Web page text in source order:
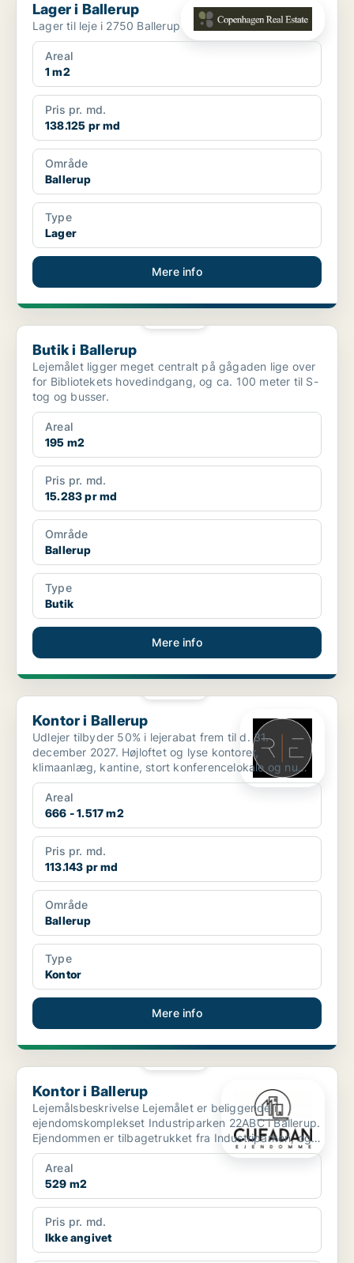
Lager i Ballerup
Lager til leje i 2750 Ballerup
Areal
1 m2
Pris pr. md.
138.125 pr md
Område
Ballerup
Type
Lager
Mere info
Butik i Ballerup
Butik i Ballerup
Lejemålet ligger meget centralt på gågaden lige over
for Bibliotekets hovedindgang, og ca. 100 meter til S-
tog og busser.
Areal
195 m2
Pris pr. md.
15.283 pr md
Område
Ballerup
Type
Butik
Mere info
Kontor i Ballerup
Kontor i Ballerup
Udlejer tilbyder 50% i lejerabat frem til d. 31.
december 2027. Højloftet og lyse kontorer,
klimaanlæg, kantine, stort konferencelokale og nu
også plads t...
Areal
666 - 1.517 m2
Pris pr. md.
113.143 pr md
Område
Ballerup
Type
Kontor
Mere info
Kontor i Ballerup
Kontor i Ballerup
Lejemålsbeskrivelse Lejemålet er beliggende i
ejendomskomplekset Industriparken 22ABC i Ballerup.
Ejendommen er tilbagetrukket fra Industriparken, og
man op...
Areal
529 m2
Pris pr. md.
Ikke angivet